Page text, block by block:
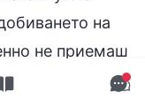
на
не приемаш
на живот.